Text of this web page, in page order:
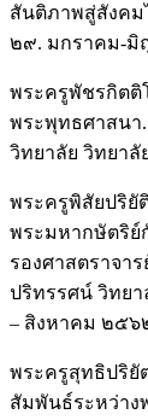
สันติภาพสู่สังคม
๒๙. มกราคม-มิ
พระครูพัชรกิตติ
พระพุทธศาสนา
วิทยาลัย วิทยา
พระครูพิสัยปริยั
พระมหากษัตริย์
รองศาสตราจา
ปริทรรศน์ วิทย
– สิงหาคม ๒๕๖
พระครูสุทธิปริยั
สัมพันธ์ระหว่า